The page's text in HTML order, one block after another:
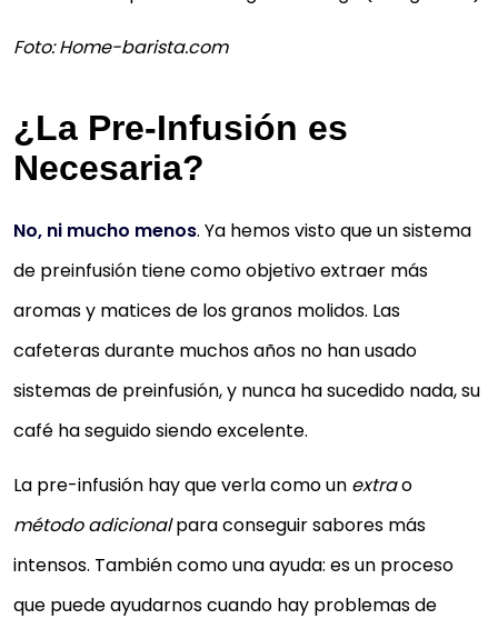
Foto: Home-barista.com
¿La Pre-Infusión es
Necesaria?
No, ni mucho menos. Ya hemos visto que un sistema
de preinfusión tiene como objetivo extraer más
aromas y matices de los granos molidos. Las
cafeteras durante muchos años no han usado
sistemas de preinfusión, y nunca ha sucedido nada, su
café ha seguido siendo excelente.
La pre-infusión hay que verla como un extrao
método adicionalpara conseguir sabores más
intensos. También como una ayuda: es un proceso
que puede ayudarnos cuando hay problemas de